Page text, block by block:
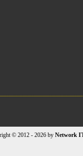
© 2012 - 2026 by Network